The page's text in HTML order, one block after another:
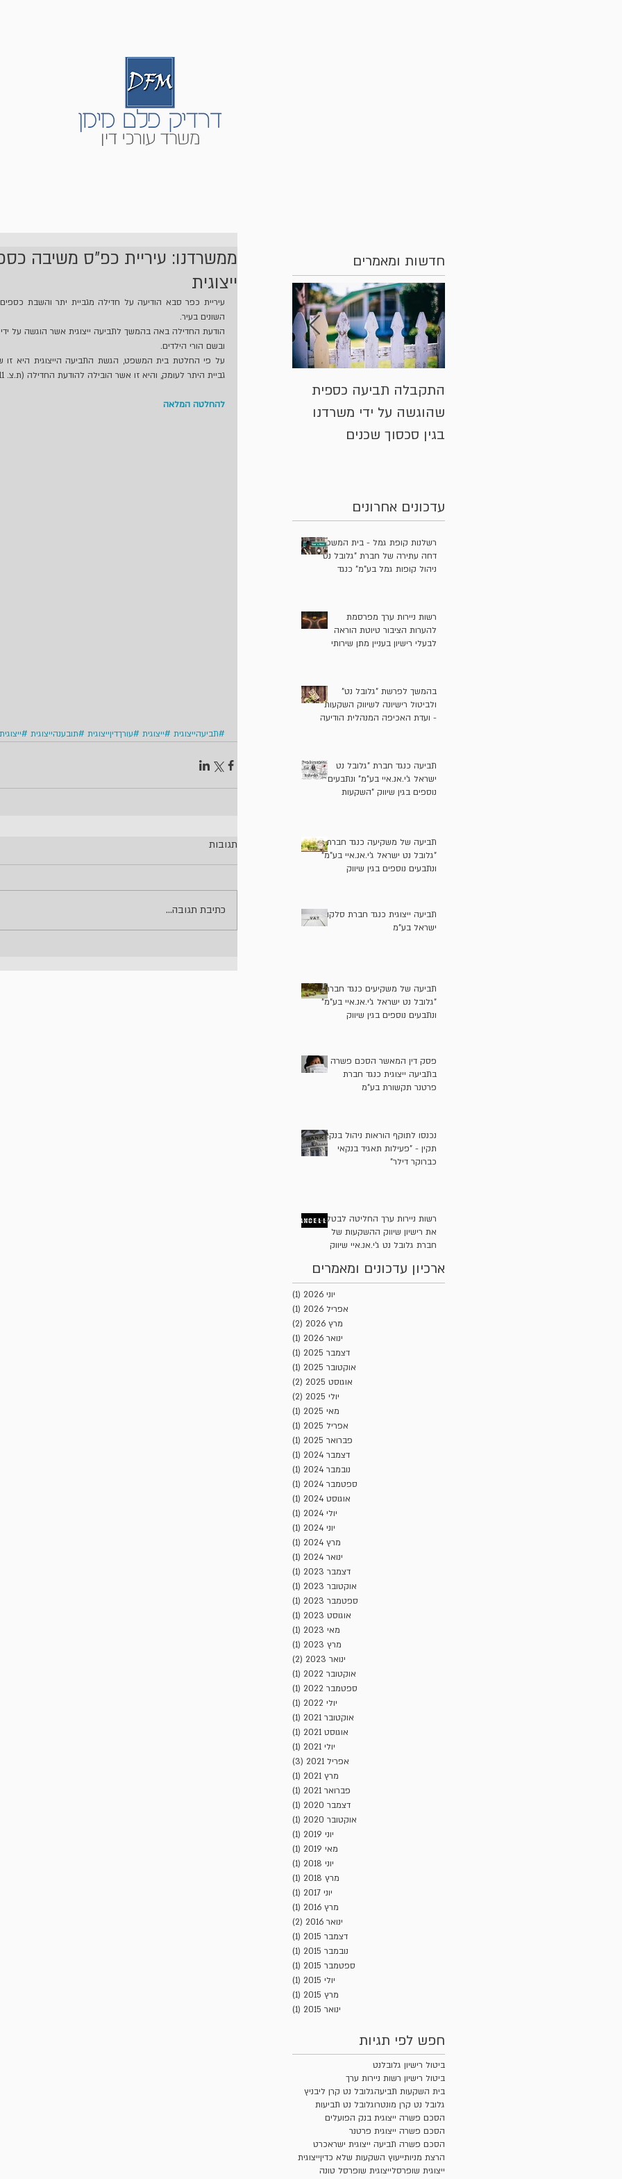
ממשרדנו: עיריית כפ"ס משיבה
ייצוגית
השונים בעיר.
הודעת החדילה באה בהמשך לתביעה ייצוגית אשר הוגשה על ידי
ובשם הורי הילדים.
גביית היתר לעומק, והיא זו אשר הובילה להודעת החדילה (ת.צ. 38044-09-11).
להחלטה המלאה
#תביעהייצוגית #ייצוגית #עורךדיןייצוגית #תובענהייצוגית
תגובות
כתיבת תגובה...
חדשות ומאמרים
התקבלה תביעה כספית
שהוגשה על ידי משרדנו
בגין סכסוך שכנים
בתביעה ייצוגית כנגד
עדכונים אחרונים
רשלנות קופת גמל - בית המשפט
דחה עתירה של חברת "גלובל נט
ניהול קופות גמל בע"מ" כנגד
רשות ניירות ערך מפרסמת
להערות הציבור טיוטת הוראה
לבעלי רישיון בעניין מתן שירותי
בהמשך לפרשת "גלובל נט"
ולביטול רישיונה לשיווק השקעות
- ועדת האכיפה המנהלית הודיעה
משווק השקעות נוסף
תביעה כנגד חברת "גלובל נט
ישראל ג'י.אנ.איי בע"מ" ונתבעים
נוספים בגין שיווק "השקעות
תביעה של משקיעה כנגד חברת
"גלובל נט ישראל ג'י.אנ.איי בע"מ"
ונתבעים נוספים בגין שיווק
תביעה ייצוגית כנגד חברת סלקום
ישראל בע"מ
תביעה של משקיעים כנגד חברת
"גלובל נט ישראל ג'י.אנ.איי בע"מ"
ונתבעים נוספים בגין שיווק
פסק דין המאשר הסכם פשרה
בתביעה ייצוגית כנגד חברת
פרטנר תקשורת בע"מ
נכנסו לתוקף הוראות ניהול בנקאי
תקין - "פעילות תאגיד בנקאי
כברוקר דילר"
רשות ניירות ערך החליטה לבטל
את רישיון שיווק ההשקעות של
חברת גלובל נט ג'י.אנ.איי שיווק
ארכיון עדכונים ומאמרים
יוני 2026 (1)
אפריל 2026
(1)
מרץ 2026
(2)
ינואר 2026
(1)
דצמבר 2025
(1)
אוקטובר 2025
(1)
אוגוסט 2025
(2)
יולי 2025
(2)
מאי 2025
(1)
אפריל 2025
(1)
פברואר 2025
(1)
דצמבר 2024
(1)
נובמבר 2024
(1)
ספטמבר 2024
(1)
אוגוסט 2024
(1)
יולי 2024
(1)
יוני 2024
(1)
מרץ 2024
(1)
ינואר 2024
(1)
דצמבר 2023
(1)
אוקטובר 2023
(1)
ספטמבר 2023
(1)
אוגוסט 2023
(1)
מאי 2023
(1)
מרץ 2023
(1)
ינואר 2023
(2)
אוקטובר 2022
(1)
ספטמבר 2022
(1)
יולי 2022
(1)
אוקטובר 2021
(1)
אוגוסט 2021
(1)
יולי 2021
(1)
אפריל 2021
(3)
מרץ 2021
(1)
פברואר 2021
(1)
דצמבר 2020
(1)
אוקטובר 2020
(1)
יוני 2019
(1)
מאי 2019
(1)
יוני 2018
(1)
מרץ 2018
(1)
יוני 2017
(1)
מרץ 2016
(1)
ינואר 2016
(2)
דצמבר 2015
(1)
נובמבר 2015
(1)
ספטמבר 2015
(1)
יולי 2015
(1)
מרץ 2015
(1)
ינואר 2015
(1)
חפש לפי תגיות
ביטול רישיון גלובלנט
ביטול רישיון רשות ניירות ערך
בית השקעות תביעהגלובל נט קרן ליבניץ
גלובל נט קרן מונטרוגלובל נט תביעות
הסכם פשרה ייצוגית בנק הפועלים
הסכם פשרה ייצוגית פרטנר
הסכם פשרה תביעה ייצוגית ישראכרט
הרצת מניותייעוץ השקעות שלא כדיןייצוגית
ייצוגית שופרסלייצוגית שופרסל טונה